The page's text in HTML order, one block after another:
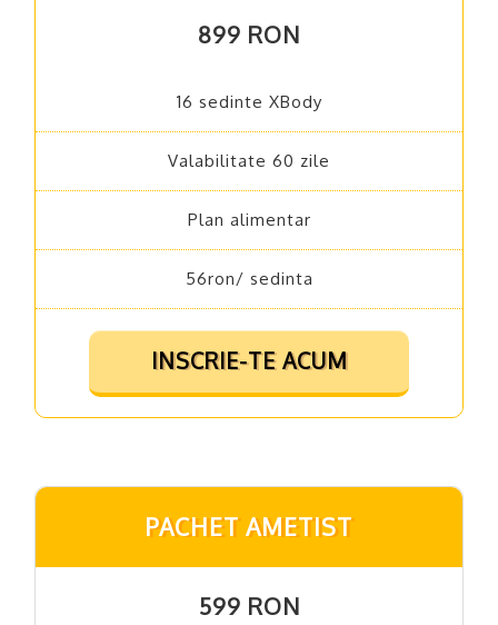
899 RON
16 sedinte XBody
Valabilitate 60 zile
Plan alimentar
56ron/ sedinta
INSCRIE-TE ACUM
PACHET AMETIST
599 RON